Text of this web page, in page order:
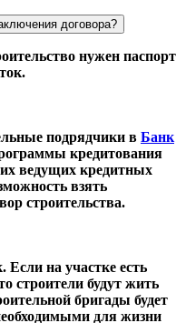
договора?
нужен паспорт
подрядчики в Банк
кредитования
ведущих кредитных
взять
строительства.
Если на участке есть
строители будут жить
бригады будет
для жизни